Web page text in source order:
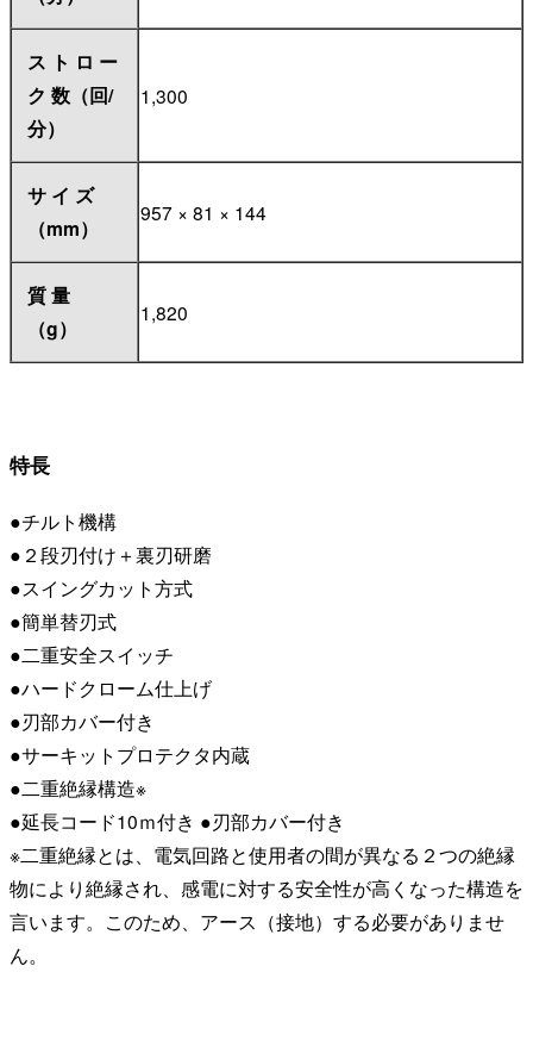
ス ト ロ ー
ク 数（回/
分）
1,300
サ イ ズ
（mm）
957 × 81 × 144
質 量
（g）
1,820
特長
●チルト機構
●２段刃付け＋裏刃研磨
●スイングカット方式
●簡単替刃式
●二重安全スイッチ
●ハードクローム仕上げ
●刃部カバー付き
●サーキットプロテクタ内蔵
●二重絶縁構造※
●延長コード10ｍ付き ●刃部カバー付き
※二重絶縁とは、電気回路と使用者の間が異なる２つの絶縁
物により絶縁され、感電に対する安全性が高くなった構造を
言います。このため、アース（接地）する必要がありませ
ん。